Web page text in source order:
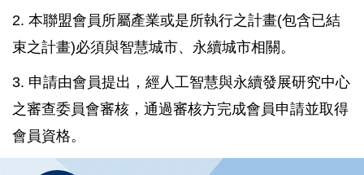
2. 本聯盟會員所屬產業或是所執行之計畫(包含已結
束之計畫)必須與智慧城市、永續城市相關。
3. 申請由會員提出，經人工智慧與永續發展研究中心
之審查委員會審核，通過審核方完成會員申請並取得
會員資格。